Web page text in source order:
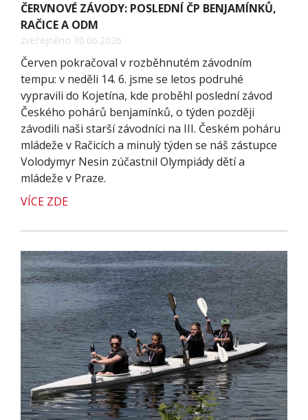
ČERVNOVÉ ZÁVODY: POSLEDNÍ ČP BENJAMÍNKŮ,
RAČICE A ODM
zveřejněno 30.06.2026
Červen pokračoval v rozběhnutém závodním
tempu: v neděli 14. 6. jsme se letos podruhé
vypravili do Kojetína, kde proběhl poslední závod
Českého pohárů benjamínků, o týden později
závodili naši starší závodníci na III. Českém poháru
mládeže v Račicích a minulý týden se náš zástupce
Volodymyr Nesin zúčastnil Olympiády dětí a
mládeže v Praze.
VÍCE ZDE